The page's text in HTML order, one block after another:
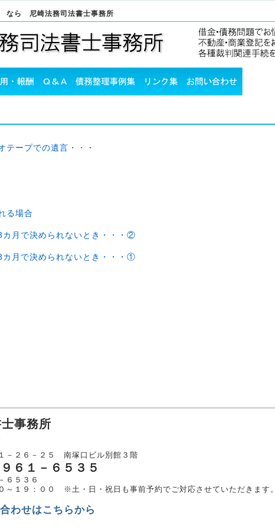
なら 尼崎法務司法書士事務所
テープでの遺言・・・
る場合
カ月で決められないとき・・・②
カ月で決められないとき・・・①
事務所
－２６－２５ 南塚口ビル別館３階
６１－６５３５
６５３６
～１９：００ ※土・日・祝日も事前予約でご対応させていただきます。
わせはこちらから